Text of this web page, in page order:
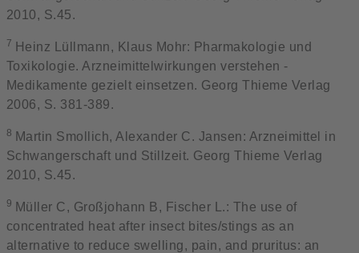
2010, S.45.
7 Heinz Lüllmann, Klaus Mohr: Pharmakologie und
Toxikologie. Arzneimittelwirkungen verstehen -
Medikamente gezielt einsetzen. Georg Thieme Verlag
2006, S. 381-389.
8 Martin Smollich, Alexander C. Jansen: Arzneimittel in
Schwangerschaft und Stillzeit. Georg Thieme Verlag
2010, S.45.
9 Müller C, Großjohann B, Fischer L.: The use of
concentrated heat after insect bites/stings as an
alternative to reduce swelling, pain, and pruritus: an